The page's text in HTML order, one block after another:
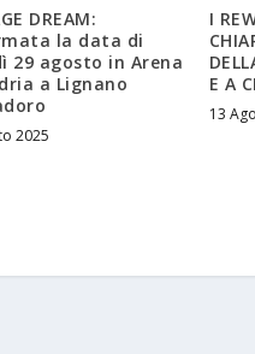
DREAM:
la data di
29 agosto in Arena
a Lignano
2025
I
E A
13